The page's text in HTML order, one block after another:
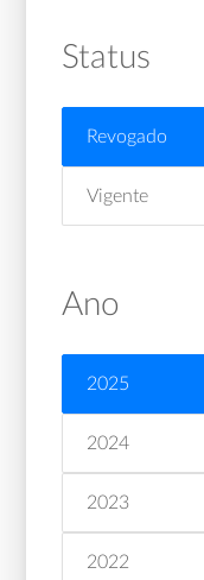
Status
Revogado
Vigente
Ano
2025
2024
2023
2022